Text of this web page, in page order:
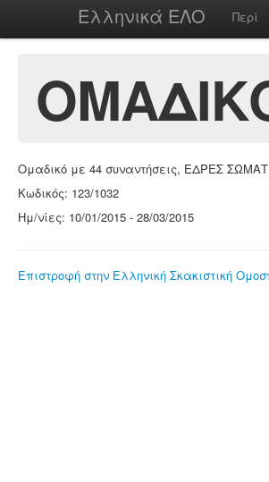
Ελληνικά ΕΛΟ Περί
Ομαδικό με 44 συναντήσεις, ΕΔΡΕΣ
Κωδικός: 123/1032
Ημ/νίες: 10/01/2015 - 28/03/2015
Επιστροφή στην Ελληνική Σκακιστική